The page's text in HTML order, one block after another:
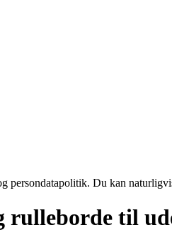
persondatapolitik. Du kan
rulleborde til